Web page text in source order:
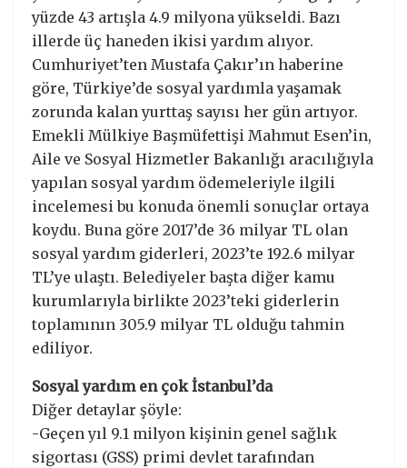
yüzde 43 artışla 4.9 milyona yükseldi. Bazı
illerde üç haneden ikisi yardım alıyor.
Cumhuriyet’ten Mustafa Çakır’ın haberine
göre, Türkiye’de sosyal yardımla yaşamak
zorunda kalan yurttaş sayısı her gün artıyor.
Emekli Mülkiye Başmüfettişi Mahmut Esen’in,
Aile ve Sosyal Hizmetler Bakanlığı aracılığıyla
yapılan sosyal yardım ödemeleriyle ilgili
incelemesi bu konuda önemli sonuçlar ortaya
koydu. Buna göre 2017’de 36 milyar TL olan
sosyal yardım giderleri, 2023’te 192.6 milyar
TL’ye ulaştı. Belediyeler başta diğer kamu
kurumlarıyla birlikte 2023’teki giderlerin
toplamının 305.9 milyar TL olduğu tahmin
ediliyor.
Sosyal yardım en çok İstanbul’da
Diğer detaylar şöyle:
-Geçen yıl 9.1 milyon kişinin genel sağlık
sigortası (GSS) primi devlet tarafından